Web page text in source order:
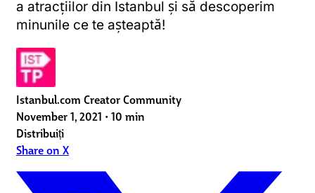
a atracțiilor din Istanbul și să descoperim
minunile ce te așteaptă!
Istanbul.com Creator Community
November 1, 2021 • 10 min
Distribuiți
Share on X